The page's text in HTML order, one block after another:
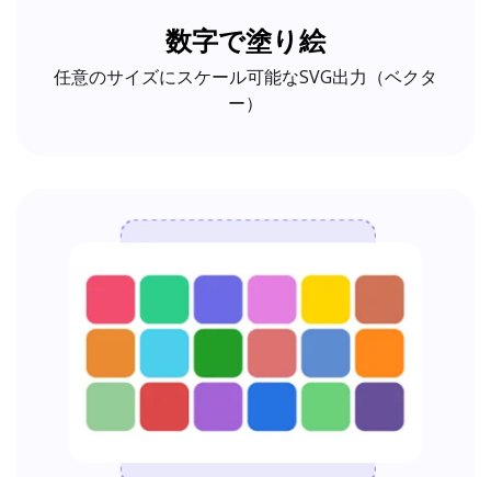
数字で塗り絵
任意のサイズにスケール可能なSVG出力（ベクタ
ー）